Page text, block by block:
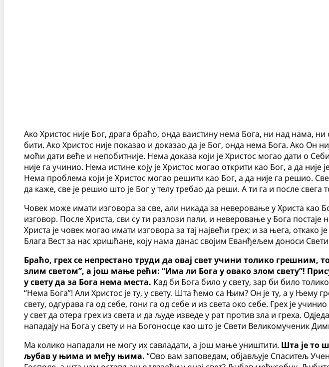
Ако Христос није Бог, драга браћо, онда ваистину нема Бога, ни над нама,
бити. Ако Христос није показао и доказао да је Бог, онда нема Бога. Ако Он
моћи дати веће и непобитније. Нема доказа који је Христос могао дати о
није га учинио. Нема истине коју је Христос могао открити као Бог, а да
Нема проблема који је Христос могао решити као Бог, а да није га решио.
да каже, све је решио што је Бог у телу требао да реши. А ти га и после
Човек може имати изговора за све, али никада за неверовање у Христа као
изговор. После Христа, сви су ти разлози пали, и неверовање у Бога
Христа је човек могао имати изговора за тај највећи грех; и за њега,
Блага Вест за нас хришћане, коју нама данас својим Еванђељем доноси
Браћо, грех се непрестано труди да овај свет учини толико
злим светом”, а још мање рећи: “Има ли Бога у овако злом свету”!
у свету да за Бога нема места. Кад би Бога било у свету, зар би било
“Нема Бога”! Али Христос је ту, у свету. Шта ћемо са Њим? Он је ту, а у
свету, одгурава га од себе, гони га од себе и из света око себе. Грех је
у свет да отера грех из света и да људе изведе у рат против зла и греха.
нападају на Бога у свету и на Богоносце као што је Свети Великомученик
Ма колико нападали не могу их савладати, а још мање уништити. Шта је то
љубав у њима и међу њима. “Ово вам заповедам, објављује Спаситељ